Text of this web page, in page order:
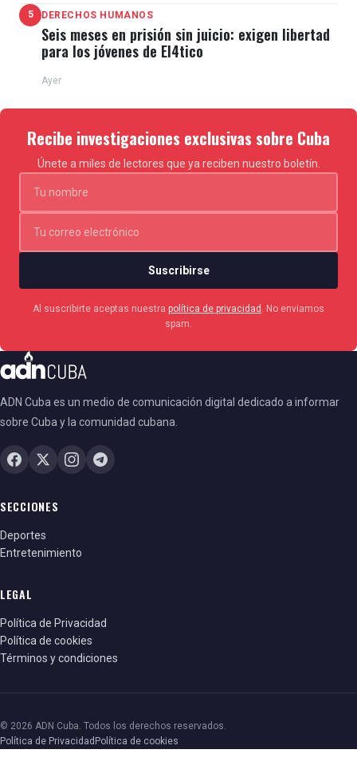
5 DERECHOS HUMANOS
Seis meses en prisión sin juicio: exigen libertad
para los jóvenes de El4tico
Ayer
Recibe investigaciones exclusivas sobre Cuba
Únete a miles de lectores que ya reciben nuestro boletín.
Suscribirse
Al suscribirte aceptas nuestra política de privacidad
. No enviamos
spam.
ADN Cuba es un medio de comunicación digital dedicado a informar
sobre Cuba y la comunidad cubana.
SECCIONES
Deportes
Entretenimiento
LEGAL
Política de Privacidad
Política de cookies
Términos y condiciones
© 2026 ADN Cuba. Todos los derechos reservados.
Política de Privacidad Política de cookies